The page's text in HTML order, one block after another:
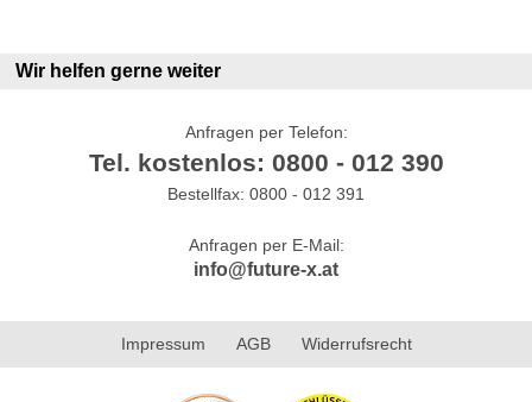
Wir helfen gerne weiter
Anfragen per Telefon:
Tel. kostenlos: 0800 - 012 390
Bestellfax: 0800 - 012 391
Anfragen per E-Mail:
info@future-x.at
Impressum AGB Widerrufsrecht